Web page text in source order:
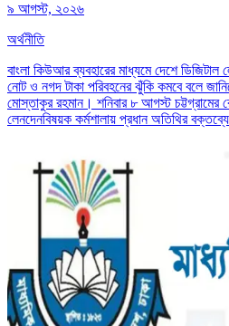
৯ আগস্ট, ২০২৬
অর্থনীতি
বাংলা কিউআর ব্যবহারের মাধ্যমে দেশে ডিজিটাল
নোট ও নগদ টাকা পরিবহনের ঝুঁকি কমবে বলে
মোস্তাকুর রহমান। শনিবার ৮ আগস্ট চট্টগ্রামের
লেনদেনবিষয়ক কর্মশালায় প্রধান অতিথির